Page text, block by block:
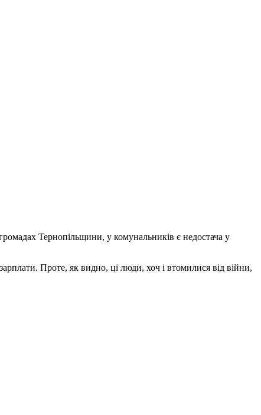
Тернопільщини, у комунальників є недостача у
Проте, як видно, ці люди, хоч і втомилися від війни,